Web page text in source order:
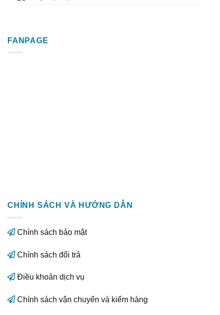
FANPAGE
CHÍNH SÁCH VÀ HƯỚNG DẪN
Chính sách bảo mật
Chính sách đổi trả
Điều khoản dịch vụ
Chính sách vận chuyển và kiểm hàng